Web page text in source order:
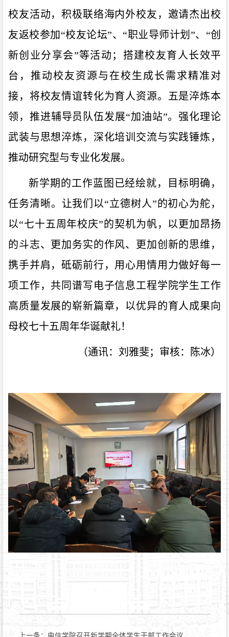
校友活动，积极联络海内外校友，邀请杰出校
友返校参加 “校友论坛”、“职业导师计划”、“创
新创业分享会”等活动 ；
搭建校友育人长效平
台，推动校友资源与在校生成长需求精准对
接，将校友情谊转化为育人资源。五是淬炼本
领，推进辅导员队伍发展“加油站”。 强化理论
武装与思想淬炼 ， 深化培训交流与实践锤炼 ，
推动研究型与专业化发展。
新学期的工作蓝图已经绘就，目标明确，
任务清晰。让我们以“立德树人”的初心为舵，
以“七十五周年校庆”的契机为帆，以更加昂扬
的斗志、更加务实的作风、更加创新的思维，
携手并肩，砥砺前行，用心用情用力做好每一
项工作，共同谱写电子信息工程学院学生工作
高质量发展的崭新篇章，以优异的育人成果向
母校七十五周年华诞献礼！
（通讯：刘雅斐；审核：陈冰）